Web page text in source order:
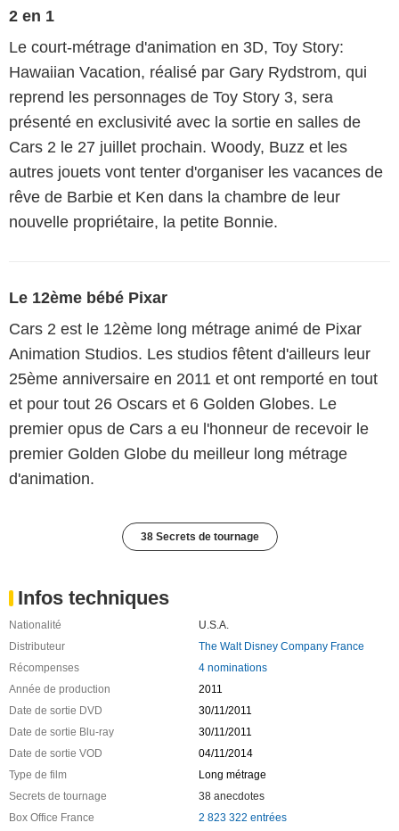
2 en 1
Le court-métrage d'animation en 3D, Toy Story:
Hawaiian Vacation, réalisé par Gary Rydstrom, qui
reprend les personnages de Toy Story 3, sera
présenté en exclusivité avec la sortie en salles de
Cars 2 le 27 juillet prochain. Woody, Buzz et les
autres jouets vont tenter d'organiser les vacances de
rêve de Barbie et Ken dans la chambre de leur
nouvelle propriétaire, la petite Bonnie.
Le 12ème bébé Pixar
Cars 2 est le 12ème long métrage animé de Pixar
Animation Studios. Les studios fêtent d'ailleurs leur
25ème anniversaire en 2011 et ont remporté en tout
et pour tout 26 Oscars et 6 Golden Globes. Le
premier opus de Cars a eu l'honneur de recevoir le
premier Golden Globe du meilleur long métrage
d'animation.
38 Secrets de tournage
Infos techniques
Nationalité
U.S.A.
Distributeur
The Walt Disney Company France
Récompenses
4 nominations
Année de production
2011
Date de sortie DVD
30/11/2011
Date de sortie Blu-ray
30/11/2011
Date de sortie VOD
04/11/2014
Type de film
Long métrage
Secrets de tournage
38 anecdotes
Box Office France
2 823 322 entrées